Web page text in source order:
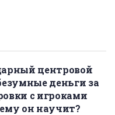
центровой
деньги за
с игроками
он научит?